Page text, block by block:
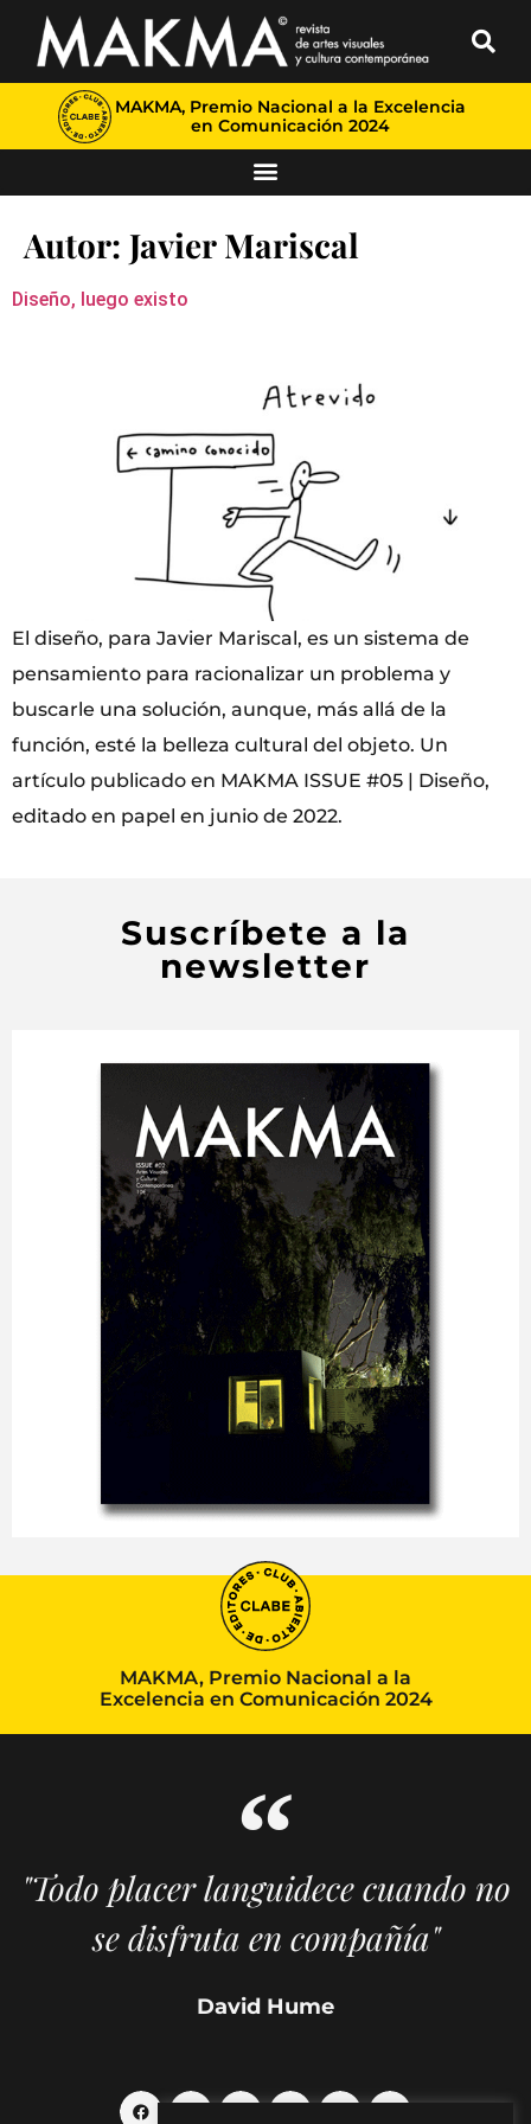
MAKMA, Premio Nacional a la Excelencia
en Comunicación 2024
Autor: Javier Mariscal
Diseño, luego existo
El diseño, para Javier Mariscal, es un sistema de
pensamiento para racionalizar un problema y
buscarle una solución, aunque, más allá de la
función, esté la belleza cultural del objeto. Un
artículo publicado en MAKMA ISSUE #05 | Diseño,
editado en papel en junio de 2022.
Suscríbete a la
newsletter
MAKMA, Premio Nacional a la
Excelencia en Comunicación 2024
"Todo placer languidece cuando no
se disfruta en compañía"
David Hume